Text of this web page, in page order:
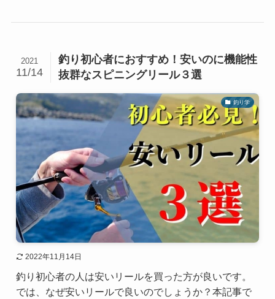
釣り初心者におすすめ！安いのに機能性
抜群なスピニングリール３選
2021
11/14
釣り学
2022年11月14日
釣り初心者の人は安いリールを買った方が良いです。
では、なぜ安いリールで良いのでしょうか？本記事で